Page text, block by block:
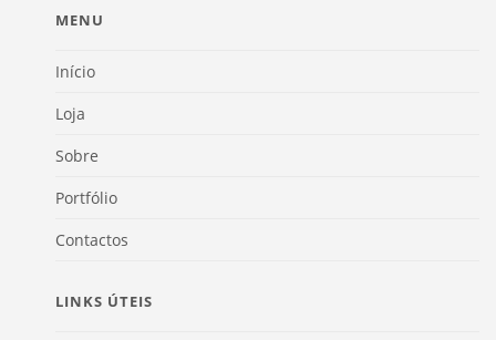
MENU
Início
Loja
Sobre
Portfólio
Contactos
LINKS ÚTEIS